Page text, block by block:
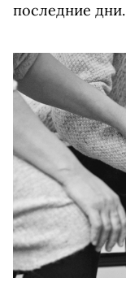
последние дни.